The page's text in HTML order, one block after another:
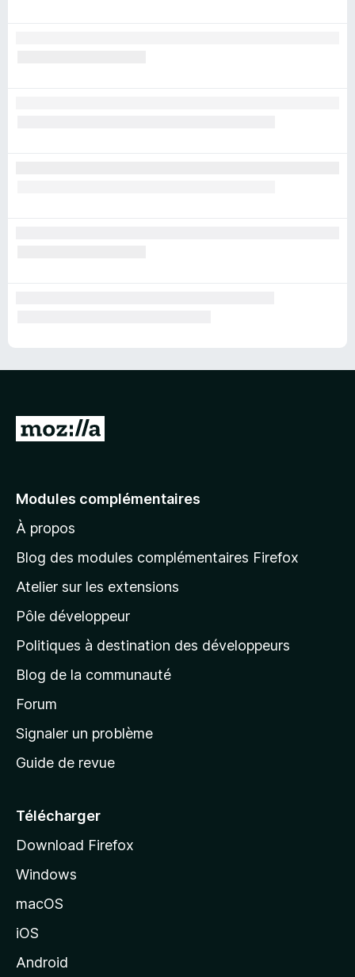
A
e
à
l
p
a
g
d
a
c
e
l
d
o
z
Modules complémentaires
À propos
Blog des modules complémentaires Firefox
Atelier sur les extensions
Pôle développeur
Politiques à destination des développeurs
Blog de la communauté
Forum
Signaler un problème
Guide de revue
Télécharger
Download Firefox
Windows
macOS
iOS
Android